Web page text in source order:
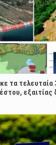
τα τελευταία
εξαιτίας